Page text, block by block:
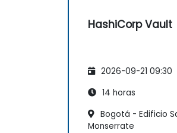
HashiCorp Vault
2026-09-21 09:30
14 horas
Bogotá - Edificio
Monserrate